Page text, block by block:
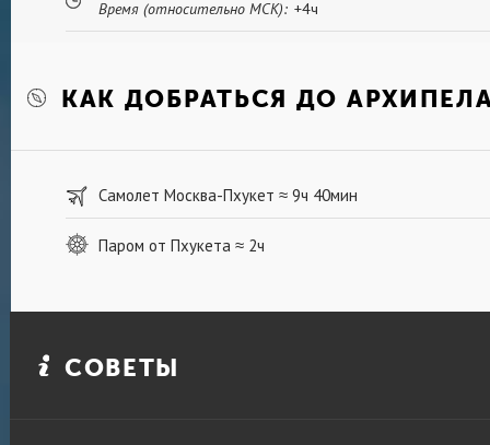
Время (относительно МСК): +4ч
КАК ДОБРАТЬСЯ ДО
Самолет Москва-Пхукет ≈ 9ч 40мин
Паром от Пхукета ≈ 2ч
СОВЕТЫ